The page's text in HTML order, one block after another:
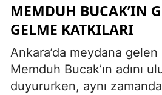
MEMDUH BUCAK’IN
GELME KATKILARI
Ankara’da meydana gelen
Memduh Bucak’ın adını
duyururken, aynı